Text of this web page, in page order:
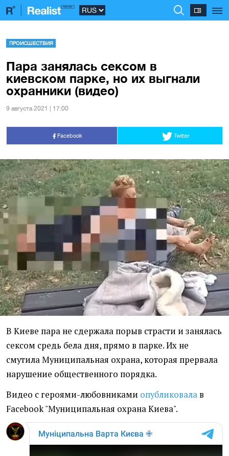
ПРОИСШЕСТВИЯ
Пара занялась сексом в
киевском парке, но их выгнали
охранники (видео)
9 августа 2021 | 17:00
Facebook Twitter
В Киеве пара не сдержала порыв страсти и занялась
сексом средь бела дня, прямо в парке. Их не
смутила Муниципальная охрана, которая прервала
нарушение общественного порядка.
Видео с героями-любовниками опубликовала в
Facebook "Муниципальная охрана Киева".